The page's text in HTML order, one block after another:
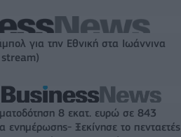
για την Εθνική στα Ιωάννινα
stream)
8 εκατ. ευρώ σε 843
ενημέρωσης- Ξεκίνησε το πενταετές